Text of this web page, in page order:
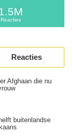
Reacties
Reacties
Afghaan die nu
buitenlandse